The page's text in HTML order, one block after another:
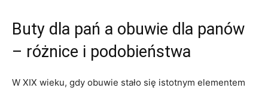
Buty dla pań a obuwie dla panów
– różnice i podobieństwa
W XIX wieku, gdy obuwie stało się istotnym elementem